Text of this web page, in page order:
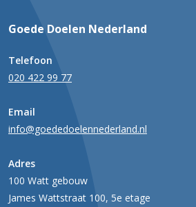
Goede Doelen Nederland
Telefoon
020 422 99 77
Email
info@goededoelennederland.nl
Adres
100 Watt gebouw
James Wattstraat 100, 5e etage